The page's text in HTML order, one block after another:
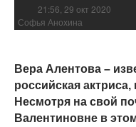
21:56, 29 окт 2020
Софья Анохина
Вера Алентова –
российская
Несмотря на свой
Валентиновне в